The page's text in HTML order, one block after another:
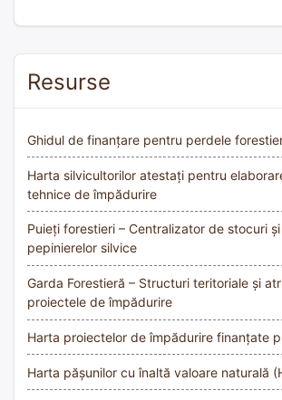
Resurse
Ghidul de finanțare pentru perdele
Harta silvicultorilor atestați pentru
tehnice de împădurire
Puieți forestieri – Centralizator de stocuri
pepinierelor silvice
Garda Forestieră – Structuri teritoriale și
proiectele de împădurire
Harta proiectelor de împădurire finanțate
Harta pășunilor cu înaltă valoare naturală